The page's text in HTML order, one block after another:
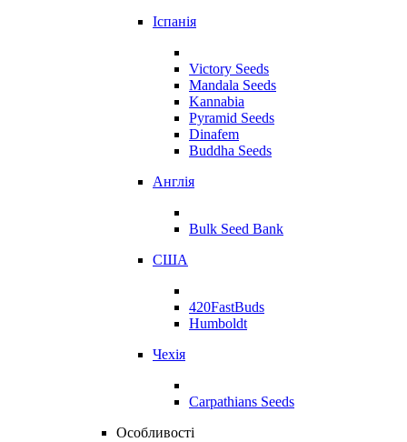
Іспанія
Victory Seeds
Mandala Seeds
Kannabia
Pyramid Seeds
Dinafem
Buddha Seeds
Англія
Bulk Seed Bank
США
420FastBuds
Humboldt
Чехія
Carpathians Seeds
Особливості